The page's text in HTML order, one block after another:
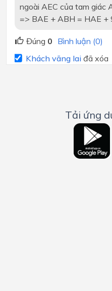
ngoài AEC của tam giác
=> BAE + ABH = HAE +
Đúng 0 Bình luận (0)
Khách vãng lai đã xóa
Tải ứng